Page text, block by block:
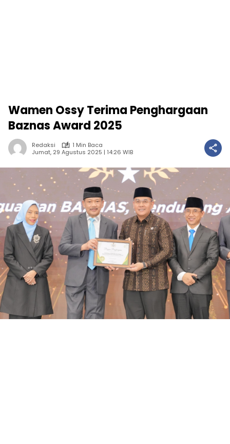
Wamen Ossy Terima Penghargaan
Baznas Award 2025
Redaksi
1 Min Baca
Jumat, 29 Agustus 2025 | 14:26 WIB